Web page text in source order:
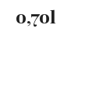
0,70l
Bildergalerie